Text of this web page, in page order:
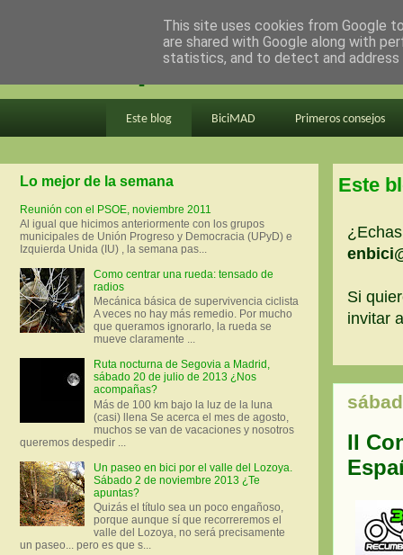
en bici por madrid
Este blog BiciMAD Primeros consejos
Este
Si
invitar
II
Lo mejor de la semana
Reunión con el PSOE, noviembre 2011
Al igual que hicimos anteriormente con los grupos
municipales de Unión Progreso y Democracia (UPyD) e
Izquierda Unida (IU) , la semana pas...
Como centrar una rueda: tensado de
radios
Mecánica básica de supervivencia ciclista
A veces no hay más remedio. Por mucho
que queramos ignorarlo, la rueda se
mueve claramente ...
Ruta nocturna de Segovia a Madrid,
sábado 20 de julio de 2013 ¿Nos
acompañas?
Más de 100 km bajo la luz de la luna
(casi) llena Se acerca el mes de agosto,
muchos se van de vacaciones y nosotros
queremos despedir ...
Un paseo en bici por el valle del Lozoya.
Sábado 2 de noviembre 2013 ¿Te
apuntas?
Quizás el título sea un poco engañoso,
porque aunque sí que recorreremos el
valle del Lozoya, no será precisamente
un paseo... pero es que s...
This site uses cookies from Google
are shared with Google along with
statistics, and to detect and address